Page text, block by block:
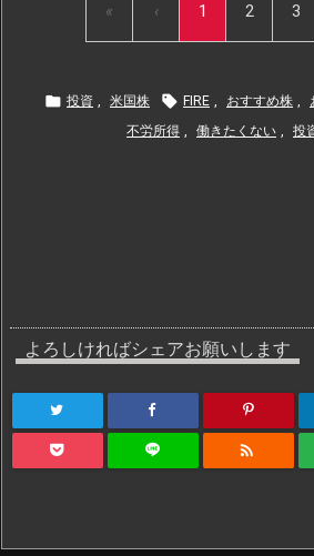
« ‹ 1 2 3
 投資 , 米国株  FIRE , おすすめ株 ,
不労所得 , 働きたくない , 投
よろしければシェアお願いします
